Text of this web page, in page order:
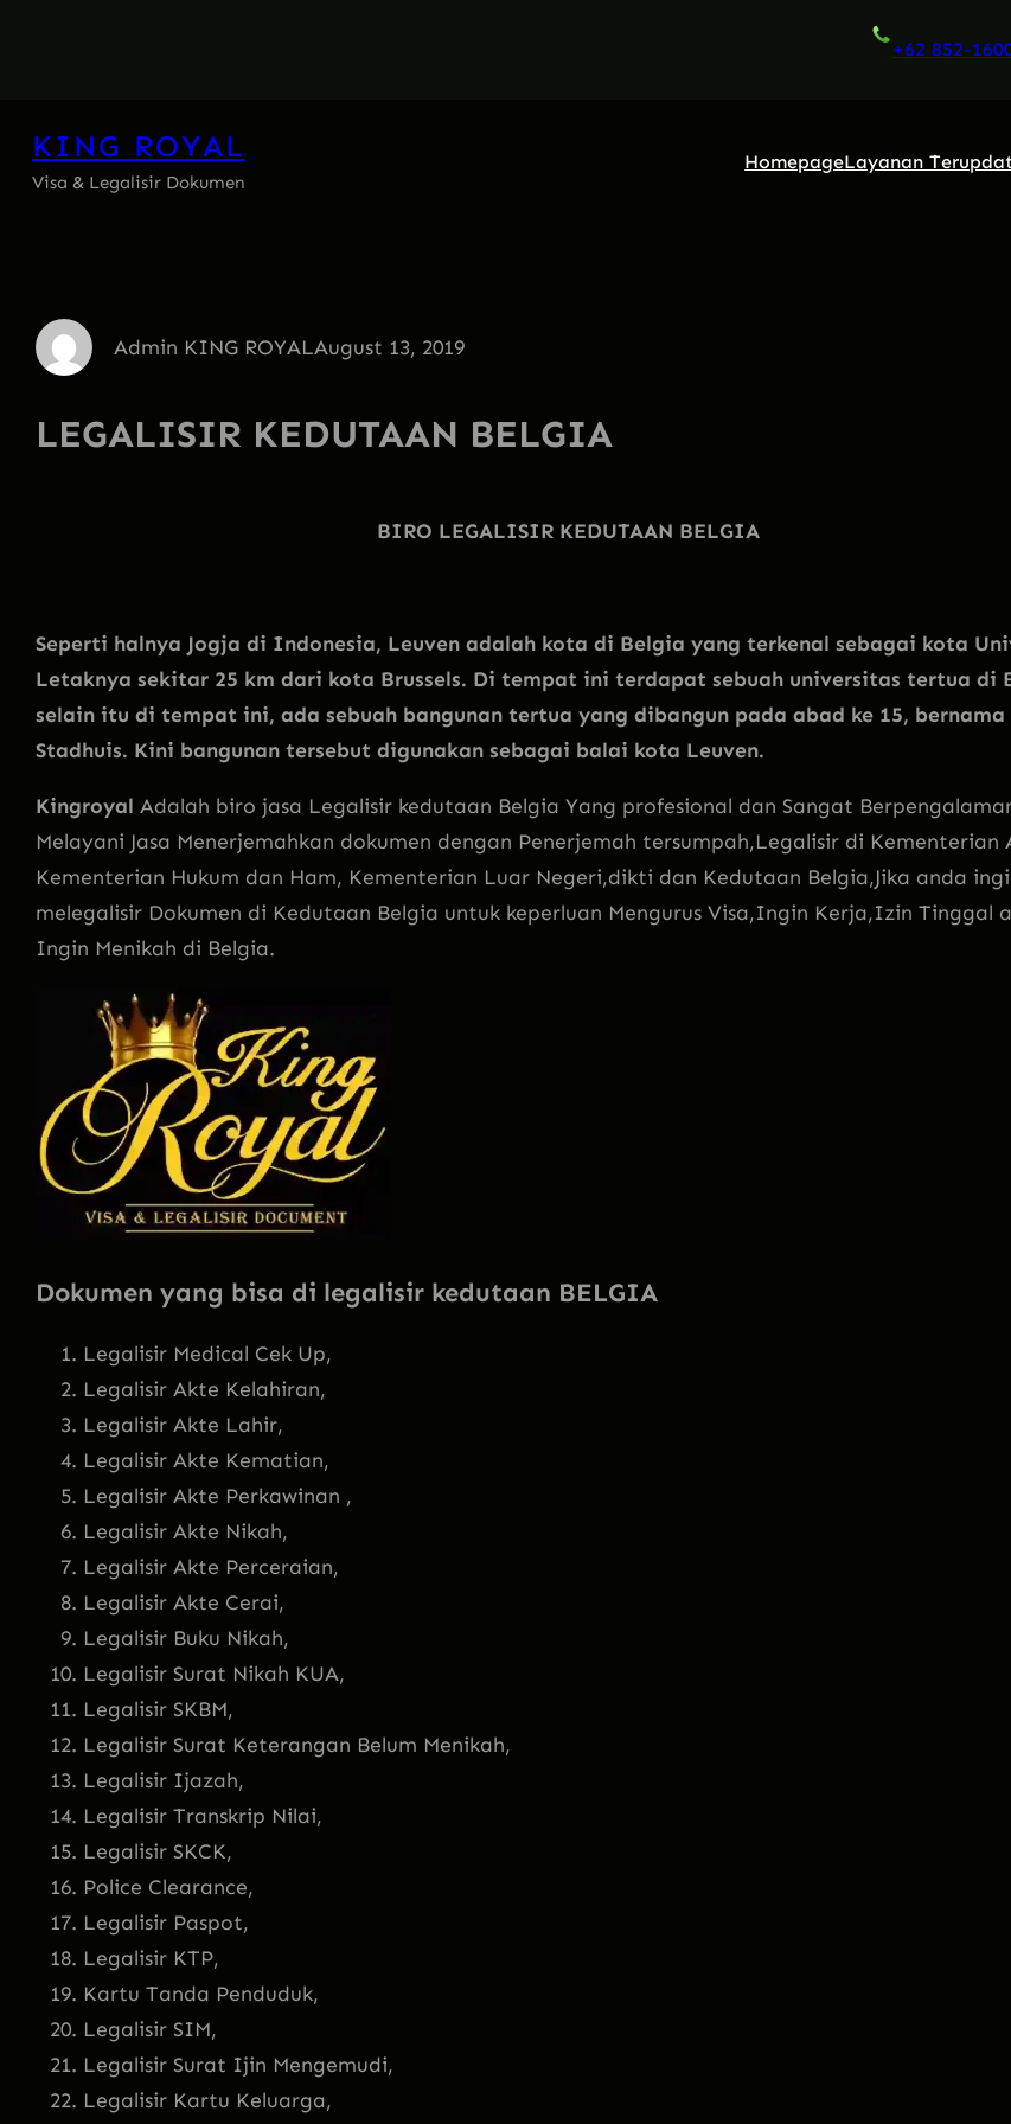
+62 852-
KING ROYAL
Visa & Legalisir Dokumen
HomepageLayanan
Admin KING ROYALAugust 13, 2019
LEGALISIR KEDUTAAN BELGIA
BIRO LEGALISIR KEDUTAAN BELGIA
Seperti halnya Jogja di Indonesia, Leuven adalah kota di Belgia yang terkenal sebagai kota
Letaknya sekitar 25 km dari kota Brussels. Di tempat ini terdapat sebuah universitas tertua di
selain itu di tempat ini, ada sebuah bangunan tertua yang dibangun pada abad ke 15, bernama
Stadhuis. Kini bangunan tersebut digunakan sebagai balai kota Leuven.
Kingroyal Adalah biro jasa Legalisir kedutaan Belgia Yang profesional dan Sangat
Melayani Jasa Menerjemahkan dokumen dengan Penerjemah tersumpah,Legalisir di Kementerian
Kementerian Hukum dan Ham, Kementerian Luar Negeri,dikti dan Kedutaan Belgia,Jika anda
melegalisir Dokumen di Kedutaan Belgia untuk keperluan Mengurus Visa,Ingin Kerja,Izin Tinggal
Ingin Menikah di Belgia.
Dokumen yang bisa di legalisir kedutaan BELGIA
Legalisir Medical Cek Up,
Legalisir Akte Kelahiran,
Legalisir Akte Lahir,
Legalisir Akte Kematian,
Legalisir Akte Perkawinan ,
Legalisir Akte Nikah,
Legalisir Akte Perceraian,
Legalisir Akte Cerai,
Legalisir Buku Nikah,
Legalisir Surat Nikah KUA,
Legalisir SKBM,
Legalisir Surat Keterangan Belum Menikah,
Legalisir Ijazah,
Legalisir Transkrip Nilai,
Legalisir SKCK,
Police Clearance,
Legalisir Paspot,
Legalisir KTP,
Kartu Tanda Penduduk,
Legalisir SIM,
Legalisir Surat Ijin Mengemudi,
Legalisir Kartu Keluarga,